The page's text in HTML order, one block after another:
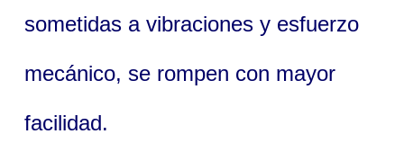
sometidas a vibraciones y esfuerzo
mecánico, se rompen con mayor
facilidad.